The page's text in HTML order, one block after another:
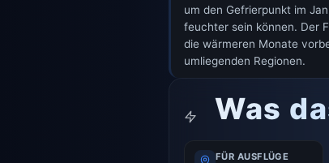
um den Gefrierpunkt im
feuchter sein können. Der
die wärmeren Monate
umliegenden Regionen.
Was
FÜR AUSFLÜGE